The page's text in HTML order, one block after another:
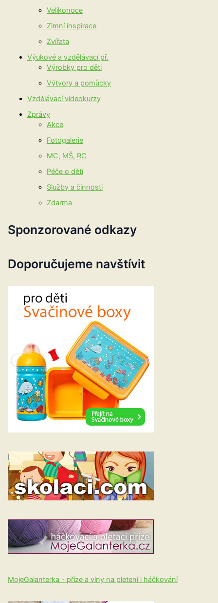
Velikonoce
Zimní inspirace
Zvířata
Výukové a vzdělávací př.
Výrobky pro děti
Výtvory a pomůcky
Vzdělávací videokurzy
Zprávy
Akce
Fotogalerie
MC, MŠ, RC
Péče o děti
Služby a činnosti
Zdarma
Sponzorované odkazy
Doporučujeme navštívit
MojeGalanterka - příze a vlny na pletení i háčkování